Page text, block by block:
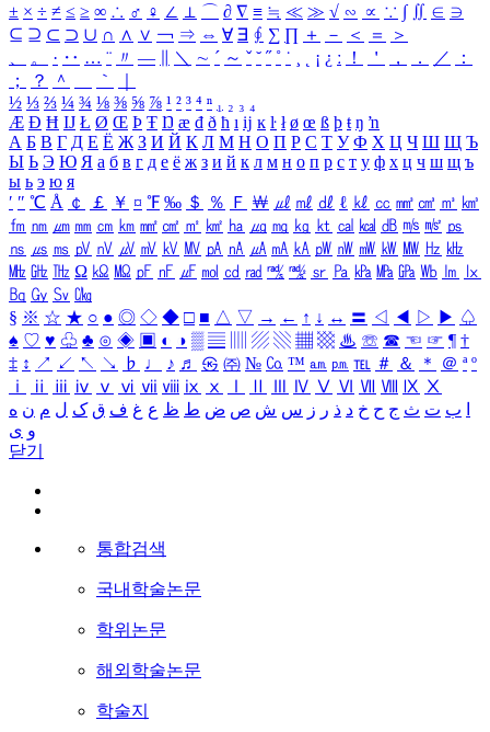
± × ÷ ≠ ≤ ≥ ∞ ∴ ♂ ♀ ∠ ⊥ ⌒ ∂ ∇ ≡ ≒ ≪ ≫ √ ∽ ∝ ∵ ∫ ∬ ∈ ∋
⊆ ⊇ ⊂ ⊃ ∪ ∩ ∧ ∨ ￢ ⇒ ⇔ ∀ ∃ ∮ ∑ ∏ ＋ － ＜ ＝
＞
、
。 · ‥ … ¨ 〃 ― ＼ ∼ ´ ～ ˇ ˘ ˝ ˚ ˙ ¸ ¡ ¿ ː ！ ＇ ， ． ／
：
；
？ ＾ ｀
½ ⅓ ⅔ ¼ ¾ ⅛ ⅜ ⅝ ⅞ ¹ ² ³ ⁴ ⁿ ₁ ₂ ₃ ₄
Æ Ð Ħ Ĳ Ł Ø Œ Þ Ŧ Ŋ æ đ ð ħ ı ĳ ĸ ŀ ł ø œ ß þ ŧ ŋ ŉ
А Б В Г Д Е Ё Ж З И Й К Л М Н О П Р С Т У Ф Х Ц Ч Ш Щ Ъ
Ы Ь Э Ю Я а б в г д е ё ж з и й к л м н о п р с т у ф х ц ч ш щ ъ
ы ь э ю я
′ ″ ℃ Å ￠ ￡ ￥ ¤ ℉ ‰ ＄ ％ Ｆ ￦ ㎕ ㎖ ㎗ ℓ ㎘ ㏄ ㎣ ㎤ ㎥ ㎦
㎙ ㎚ ㎛ ㎜ ㎝ ㎞ ㎟ ㎠ ㎡ ㎢ ㏊ ㎍ ㎎ ㎏ ㏏ ㎈ ㎉ ㏈ ㎧ ㎨ ㎰
㎱ ㎲ ㎳ ㎴ ㎵ ㎶ ㎷ ㎸ ㎹ ㎀ ㎁ ㎂ ㎃ ㎄ ㎺ ㎻ ㎽ ㎾ ㎿ ㎐ ㎑
㎒ ㎓ ㎔ Ω ㏀ ㏁ ㎊ ㎋ ㎌ ㏖ ㏅ ㎭ ㎮ ㎯ ㏛ ㎩ ㎪ ㎫ ㎬ ㏝ ㏐
㏓
㏃ ㏉ ㏜ ㏆
§ ※ ☆ ★ ○ ● ◎ ◇ ◆ □ ■ △ ▽ → ← ↑ ↓ ↔ 〓 ◁ ◀ ▷ ▶ ♤
♠ ♡ ♥ ♧ ♣ ⊙ ◈ ▣ ◐ ◑ ▒ ▤ ▨ ▧ ▦ ▩ ♨ ☏ ☎ ☜ ☞ ¶ †
‡ ↕ ↗ ↙ ↖ ↘ ♭ ♩ ♪ ♬ ㉿ ㈜ № ㏇ ™ ㏂ ㏘ ℡ ＃ ＆ ＊ ＠ ª º
ⅰ
ⅱ ⅲ ⅳ ⅴ ⅵ ⅶ ⅷ ⅸ ⅹ Ⅳ Ⅴ Ⅵ Ⅶ Ⅷ Ⅸ Ⅹ
ب ت ث ج ح خ د ذ ر ز س ش ص ض ط ظ ع غ ف ق ک ل م ن ه
و ی
닫기
통합검색
국내학술논문
학위논문
해외학술논문
학술지